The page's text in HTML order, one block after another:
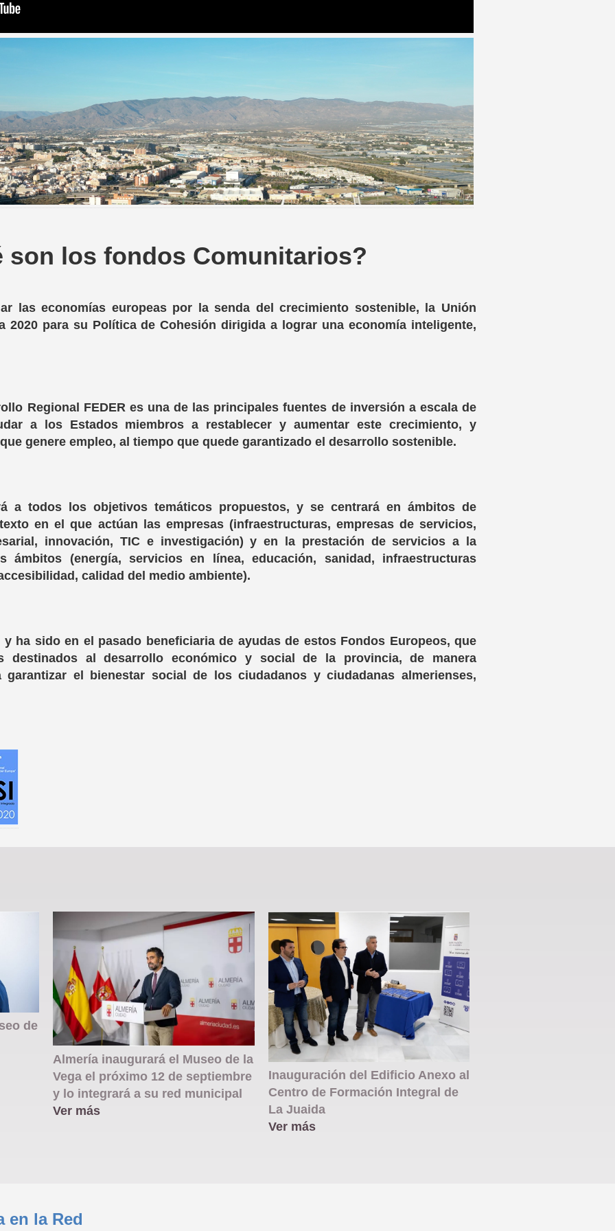
son los fondos Comunitarios?
las economías europeas por la senda del crecimiento sostenible, la Unión
2020 para su Política de Cohesión dirigida a lograr una economía inteligente,
Regional FEDER es una de las principales fuentes de inversión a escala de
a los Estados miembros a restablecer y aumentar este crecimiento, y
genere empleo, al tiempo que quede garantizado el desarrollo sostenible.
a todos los objetivos temáticos propuestos, y se centrará en ámbitos de
en el que actúan las empresas (infraestructuras, empresas de servicios,
innovación, TIC e investigación) y en la prestación de servicios a la
ámbitos (energía, servicios en línea, educación, sanidad, infraestructuras
calidad del medio ambiente).
ha sido en el pasado beneficiaria de ayudas de estos Fondos Europeos, que
destinados al desarrollo económico y social de la provincia, de manera
el bienestar social de los ciudadanos y ciudadanas almerienses,
de
Almería inaugurará el Museo de la
Vega el próximo 12 de septiembre
y lo integrará a su red municipal
Ver más
Inauguración del Edificio Anexo al
Centro de Formación Integral de
La Juaida
Ver más
en la Red